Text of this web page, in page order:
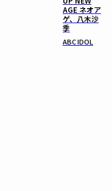
AGE ネオア
ゲ、八木沙
季
ABC IDOL